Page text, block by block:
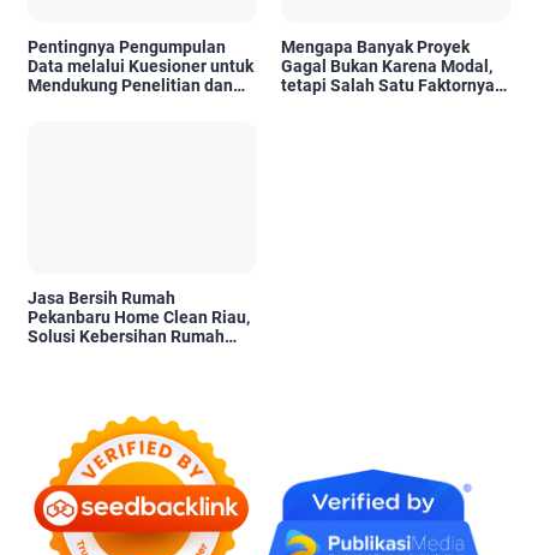
Pentingnya Pengumpulan
Data melalui Kuesioner untuk
Mendukung Penelitian dan
Mengapa Banyak Proyek
Gagal Bukan Karena Modal,
tetapi Salah Satu Faktornya
Jasa Bersih Rumah
Pekanbaru Home Clean Riau,
Solusi Kebersihan Rumah